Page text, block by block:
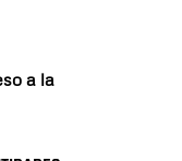
a la